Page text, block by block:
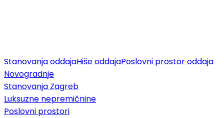
Stanovanja oddajaHiše oddajaPoslovni prostor oddaja
Novogradnje
Stanovanja Zagreb
Luksuzne nepremičnine
Poslovni prostori